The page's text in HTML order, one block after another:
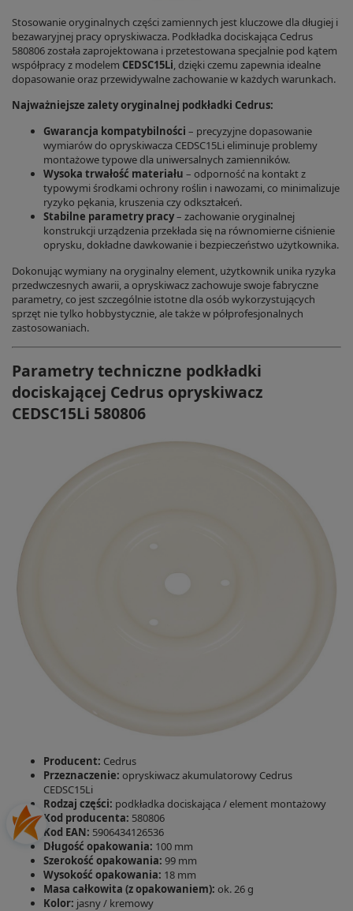
Stosowanie oryginalnych części zamiennych jest kluczowe dla długiej i
bezawaryjnej pracy opryskiwacza. Podkładka dociskająca Cedrus
580806 została zaprojektowana i przetestowana specjalnie pod kątem
współpracy z modelem CEDSC15Li, dzięki czemu zapewnia idealne
dopasowanie oraz przewidywalne zachowanie w każdych warunkach.
Najważniejsze zalety oryginalnej podkładki Cedrus:
Gwarancja kompatybilności – precyzyjne dopasowanie
wymiarów do opryskiwacza CEDSC15Li eliminuje problemy
montażowe typowe dla uniwersalnych zamienników.
Wysoka trwałość materiału – odporność na kontakt z
typowymi środkami ochrony roślin i nawozami, co minimalizuje
ryzyko pękania, kruszenia czy odkształceń.
Stabilne parametry pracy– zachowanie oryginalnej
konstrukcji urządzenia przekłada się na równomierne ciśnienie
oprysku, dokładne dawkowanie i bezpieczeństwo użytkownika.
Dokonując wymiany na oryginalny element, użytkownik unika ryzyka
przedwczesnych awarii, a opryskiwacz zachowuje swoje fabryczne
parametry, co jest szczególnie istotne dla osób wykorzystujących
sprzęt nie tylko hobbystycznie, ale także w półprofesjonalnych
zastosowaniach.
Parametry techniczne podkładki
dociskającej Cedrus opryskiwacz
CEDSC15Li 580806
Producent: Cedrus
Przeznaczenie: opryskiwacz akumulatorowy Cedrus
CEDSC15Li
Rodzaj części: podkładka dociskająca / element montażowy
Kod producenta: 580806
Kod EAN: 5906434126536
Długość opakowania: 100 mm
Szerokość opakowania: 99 mm
Wysokość opakowania: 18 mm
Masa całkowita (z opakowaniem): ok. 26 g
Kolor: jasny / kremowy